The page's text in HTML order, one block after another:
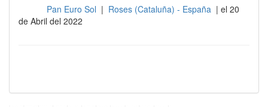
Pan Euro Sol | Roses (Cataluña) - España | el 20
de Abril del 2022